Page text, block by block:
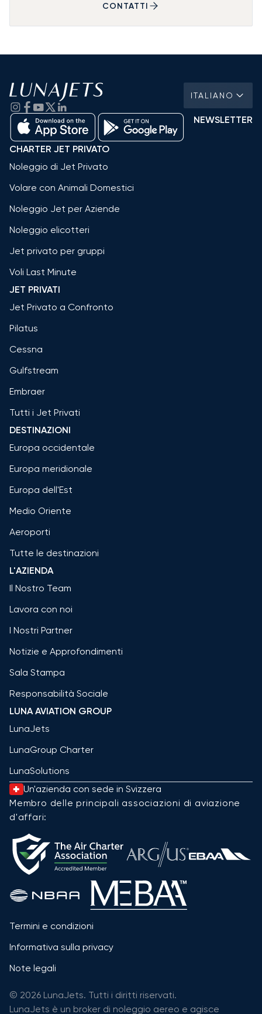
CONTATTI
ITALIANO
NEWSLETTER
CHARTER JET PRIVATO
Noleggio di Jet Privato
Volare con Animali Domestici
Noleggio Jet per Aziende
Noleggio elicotteri
Jet privato per gruppi
Voli Last Minute
JET PRIVATI
Jet Privato a Confronto
Pilatus
Cessna
Gulfstream
Embraer
Tutti i Jet Privati
DESTINAZIONI
Europa occidentale
Europa meridionale
Europa dell'Est
Medio Oriente
Aeroporti
Tutte le destinazioni
L'AZIENDA
Il Nostro Team
Lavora con noi
I Nostri Partner
Notizie e Approfondimenti
Sala Stampa
Responsabilità Sociale
LUNA AVIATION GROUP
LunaJets
LunaGroup Charter
LunaSolutions
Un'azienda con sede in Svizzera
Membro delle principali associazioni di aviazione
d'affari:
Termini e condizioni
Informativa sulla privacy
Note legali
© 2026 LunaJets. Tutti i diritti riservati.
LunaJets è un broker di noleggio aereo e agisce